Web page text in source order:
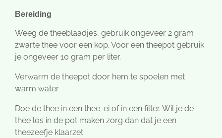
Bereiding
Weeg de theeblaadjes, gebruik ongeveer 2 gram
zwarte thee voor een kop. Voor een theepot gebruik
je ongeveer 10 gram per liter.
Verwarm de theepot door hem te spoelen met
warm water
Doe de thee in een thee-ei of in een filter. Wil je de
thee los in de pot maken zorg dan dat je een
theezeefje klaarzet